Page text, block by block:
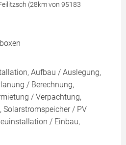
(28km von 95183
Aufbau / Auslegung,
/ Berechnung,
/ Verpachtung,
/ PV
/ Einbau,